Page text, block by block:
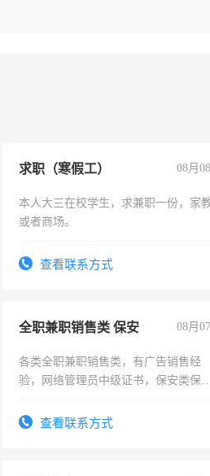
求职（寒假工） 08月
本人大三在校学生，求兼职一份，家
或者商场。
查看联系方式
全职兼职销售类 保安 08月
各类全职兼职销售类，有广告销售经
验，网络管理员中级证书，保安类保
有高低压电工证和十几年工作经验
查看联系方式